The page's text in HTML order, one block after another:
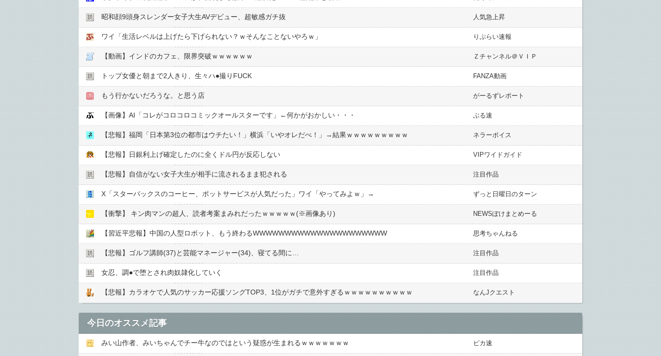
昭和顔9頭身スレンダー女子大生AVデビュー、超敏感ガチ抜 人気急上昇
ワイ「生活レベルは上げたら下げられない？ｗそんなことないやろｗ」 りぷらい速報
【動画】インドのカフェ、限界突破ｗｗｗｗｗｗ Ｚチャンネル＠ＶＩＰ
トップ女優と朝まで2人きり、生々ハ●︎撮りFUCK FANZA動画
もう行かないだろうな。と思う店 がーるずレポート
【画像】AI「コレがコロコロコミックオールスターです」←何かがおかしい・・・ ぶる速
【悲報】福岡「日本第3位の都市はウチたい！」横浜「いやオレだべ！」→結果ｗｗｗｗｗｗｗｗｗ ネラーボイス
【悲報】日銀利上げ確定したのに全くドル円が反応しない VIPワイドガイド
【悲報】自信がない女子大生が相手に流されるまま犯される 注目作品
X「スターバックスのコーヒー、ポットサービスが人気だった」ワイ「やってみよｗ」→ ずっと日曜日のターン
【衝撃】 キン肉マンの超人、読者考案まみれだったｗｗｗｗｗ(※画像あり) NEWSぽけまとめーる
【習近平悲報】中国の人型ロボット、もう終わるWWWWWWWWWWWWWWWWWWWWW 思考ちゃんねる
【悲報】ゴルフ講師(37)と芸能マネージャー(34)、寝てる間に… 注目作品
女忍、調●︎で堕とされ肉奴隷化していく 注目作品
【悲報】カラオケで人気のサッカー応援ソングTOP3、1位がガチで意外すぎるｗｗｗｗｗｗｗｗｗｗ なんJクエスト
今日のオススメ記事
みい山作者、みいちゃんでチー牛なのではという疑惑が生まれるｗｗｗｗｗｗｗ ピカ速